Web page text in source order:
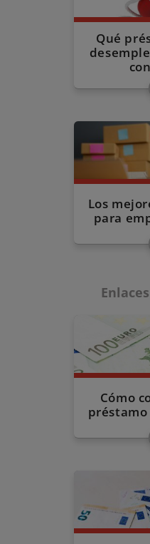
Qué
Los
para
Cómo